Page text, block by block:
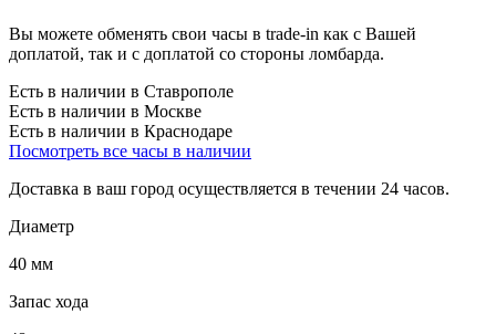
Вы можете обменять свои часы в trade-in как с Вашей
доплатой, так и с доплатой со стороны ломбарда.
Есть в наличии в Ставрополе
Есть в наличии в Москве
Есть в наличии в Краснодаре
Посмотреть все часы в наличии
Доставка в ваш город осуществляется в течении 24 часов.
Диаметр
40 мм
Запас хода